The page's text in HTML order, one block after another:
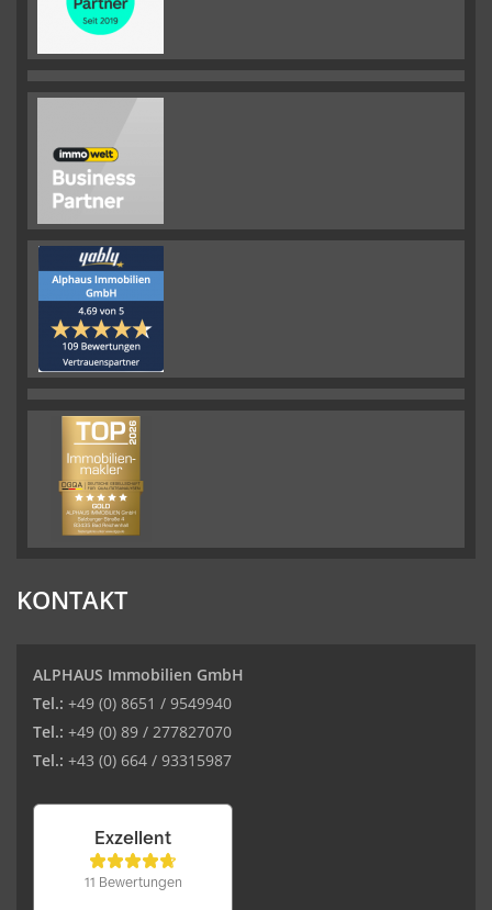
KONTAKT
ALPHAUS Immobilien GmbH
Tel.: +49 (0) 8651 / 9549940
Tel.: +49 (0) 89 / 277827070
Tel.: +43 (0) 664 / 93315987